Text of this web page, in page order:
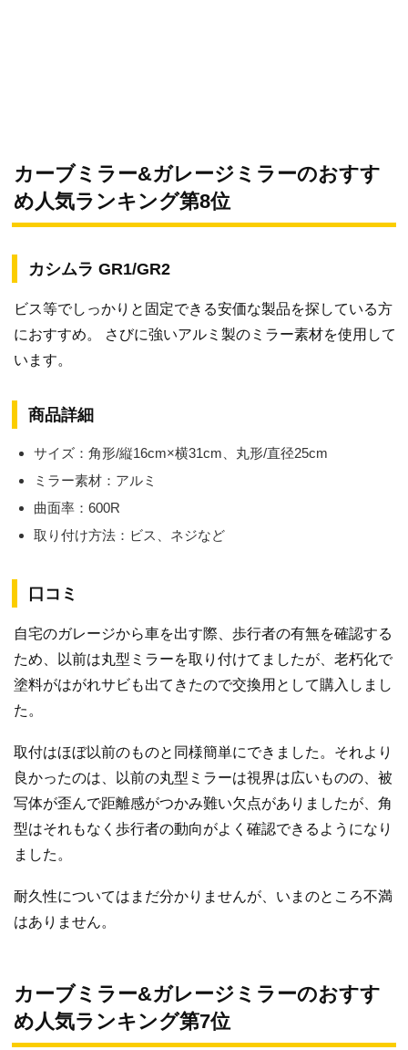
カーブミラー&ガレージミラーのおすす
め人気ランキング第8位
カシムラ GR1/GR2
ビス等でしっかりと固定できる安価な製品を探している方
におすすめ。 さびに強いアルミ製のミラー素材を使用して
います。
商品詳細
サイズ：角形/縦16cm×横31cm、丸形/直径25cm
ミラー素材：アルミ
曲面率：600R
取り付け方法：ビス、ネジなど
口コミ
自宅のガレージから車を出す際、歩行者の有無を確認する
ため、以前は丸型ミラーを取り付けてましたが、老朽化で
塗料がはがれサビも出てきたので交換用として購入しまし
た。
取付はほぼ以前のものと同様簡単にできました。それより
良かったのは、以前の丸型ミラーは視界は広いものの、被
写体が歪んで距離感がつかみ難い欠点がありましたが、角
型はそれもなく歩行者の動向がよく確認できるようになり
ました。
耐久性についてはまだ分かりませんが、いまのところ不満
はありません。
カーブミラー&ガレージミラーのおすす
め人気ランキング第7位